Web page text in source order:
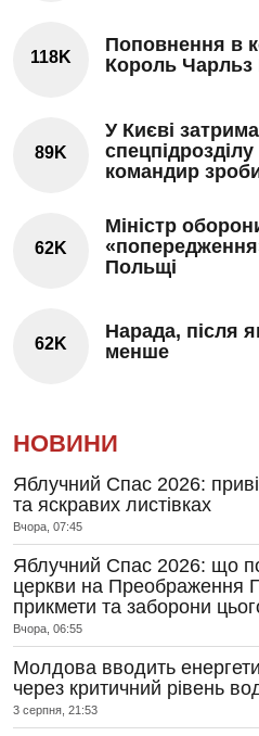
118K
Поповнення в
Король Чарльз
89K
У Києві
командир
62K
Міністр
Польщі
62K
Нарада, після
менше
НОВИНИ
Яблучний Спас 2026:
та яскравих листівках
Вчора, 07:45
Яблучний Спас 2026: що
церкви на Преображення
прикмети та заборони
Вчора, 06:55
Молдова вводить
через критичний рівень
3 серпня, 21:53